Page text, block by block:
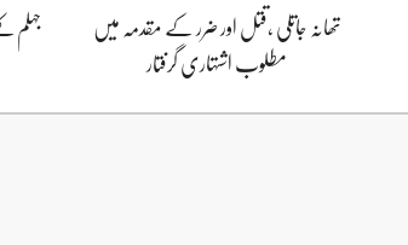
تھانہ جاتلی ،قتل اور ضرر کے مقدمہ میں
مطلوب اشتہاری گرفتار
جہلم